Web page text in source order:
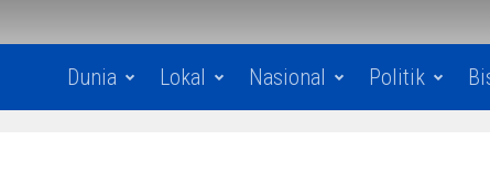
Dunia Lokal Nasional Politik